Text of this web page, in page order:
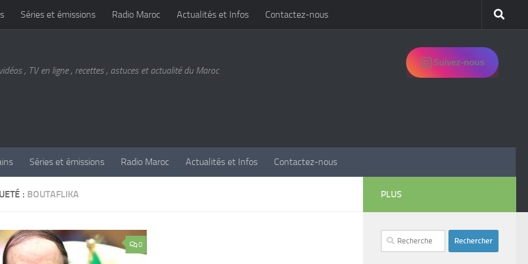
Séries et émissions Radio Maroc Actualités et Infos Contactez-nous
, TV en ligne , recettes , astuces et actualité du Maroc
Suivez-nous
Séries et émissions Radio Maroc Actualités et Infos Contactez-nous
: BOUTAFLIKA
0
PLUS
Rechercher :